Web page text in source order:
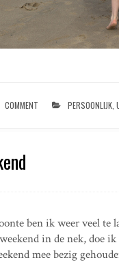
COMMENT PERSOONLIJK ,
ben ik weer veel
in de nek, doe
mee bezig